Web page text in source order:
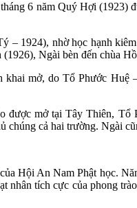
6 năm Quý Hợi
– 1924), nhờ học hạnh
Ngài bèn đến chùa
mở, do Tổ Phước
mở tại Tây Thiên,
cả hai trường. Ngài
Hội An Nam Phật học.
tích cực của phong